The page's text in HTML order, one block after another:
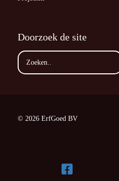
Doorzoek de site
© 2026 ErfGoed BV